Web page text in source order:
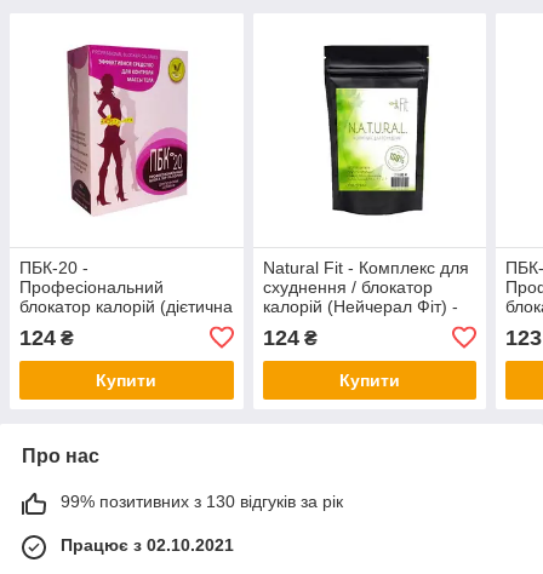
ПБК-20 -
Професіональний
блокатор калорій (дієтична
124 ₴
Купити
Natural Fit - Комплекс для
схуднення / блокатор
калорій (Нейчерал Фіт) -
124₴
Купити
123
Про нас
99% позитивних з 130 відгуків за рік
Працює з 02.10.2021